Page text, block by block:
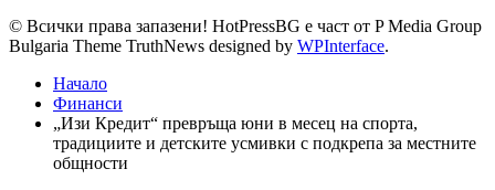
© Всички права запазени! HotPressBG е част от P Media Group
Bulgaria Theme TruthNews designed by WPInterface.
Начало
Финанси
„Изи Кредит“ превръща юни в месец на спорта,
традициите и детските усмивки с подкрепа за местните
общности